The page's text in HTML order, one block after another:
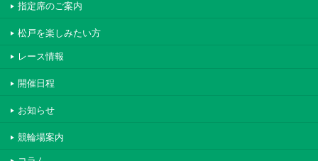
指定席のご案内
松戸を楽しみたい方
レース情報
開催日程
お知らせ
競輪場案内